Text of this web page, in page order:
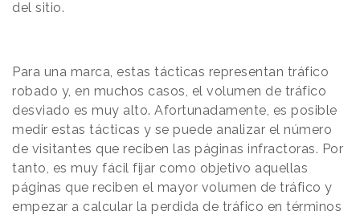
del sitio.
Para una marca, estas tácticas representan tráfico
robado y, en muchos casos, el volumen de tráfico
desviado es muy alto. Afortunadamente, es posible
medir estas tácticas y se puede analizar el número
de visitantes que reciben las páginas infractoras. Por
tanto, es muy fácil fijar como objetivo aquellas
páginas que reciben el mayor volumen de tráfico y
empezar a calcular la perdida de tráfico en términos